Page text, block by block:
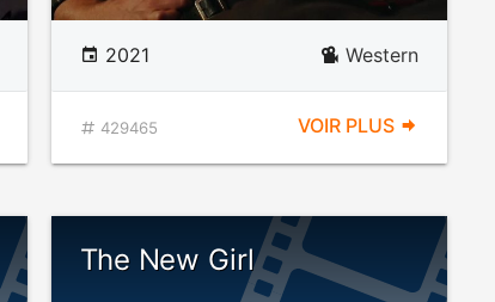
2021 Western
429465 VOIR PLUS
The New Girl